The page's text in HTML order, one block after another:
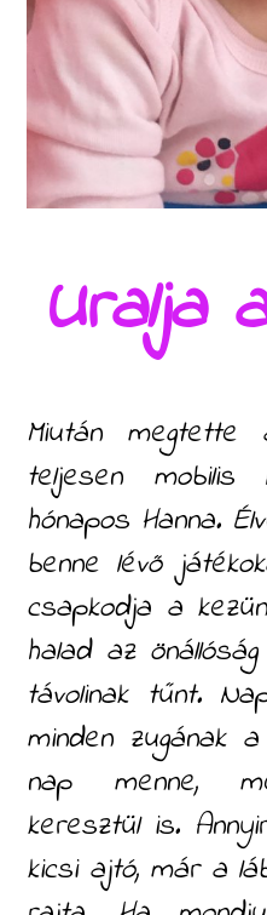
Uralja
Miután megtette
teljesen
hónapos Hanna.
benne lévő
csapkodja a
halad az
távolinak tűnt.
minden zugának
nap menne,
keresztül is.
kicsi ajtó, már a